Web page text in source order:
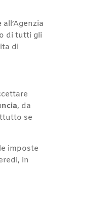
all’Agenzia
di tutti gli
di
, da
se
imposte
in